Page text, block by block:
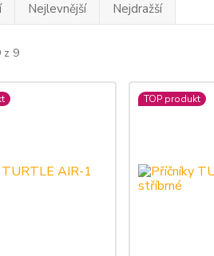
Nejlevnější Nejdražší
z 9
TOP produkt